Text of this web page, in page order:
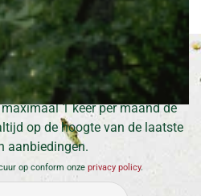
onze nieuwsbrief
1 keer per maand de
op de hoogte van de laatste
aanbiedingen.
op conform onze privacy policy.